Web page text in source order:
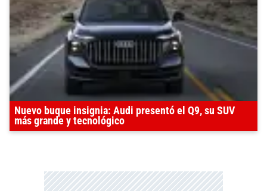
Nuevo buque insignia: Audi presentó el Q9, su SUV
más grande y tecnológico